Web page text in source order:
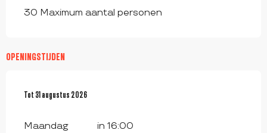
30 Maximum aantal personen
OPENINGSTIJDEN
Vanaf1 juli 2026tot31 augustus 2026
Tot 31 augustus 2026
Maandag in 16:00